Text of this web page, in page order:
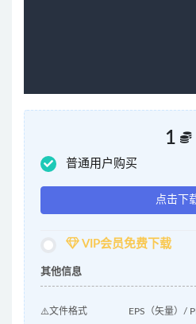
1
普通用户购买
点击下
VIP会员免费下载
其他信息
⚠️文件格式 EPS（矢量）/